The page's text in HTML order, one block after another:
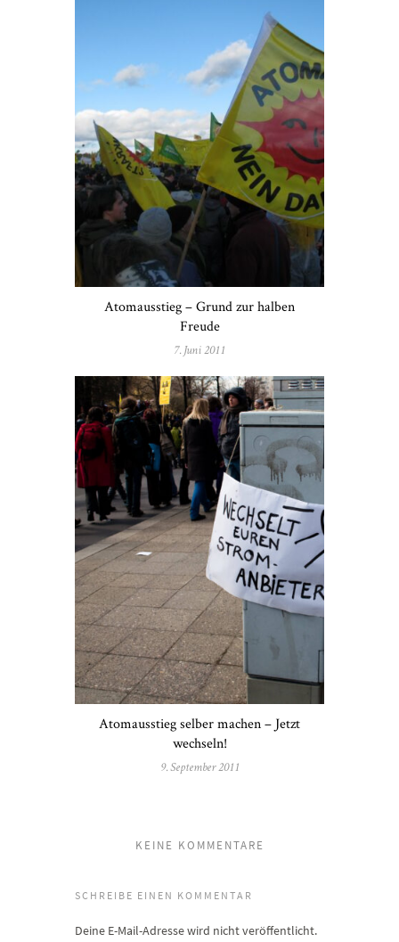
Atomausstieg – Grund zur halben
Freude
7. Juni 2011
Atomausstieg selber machen – Jetzt
wechseln!
9. September 2011
KEINE KOMMENTARE
SCHREIBE EINEN KOMMENTAR
Deine E-Mail-Adresse wird nicht veröffentlicht.